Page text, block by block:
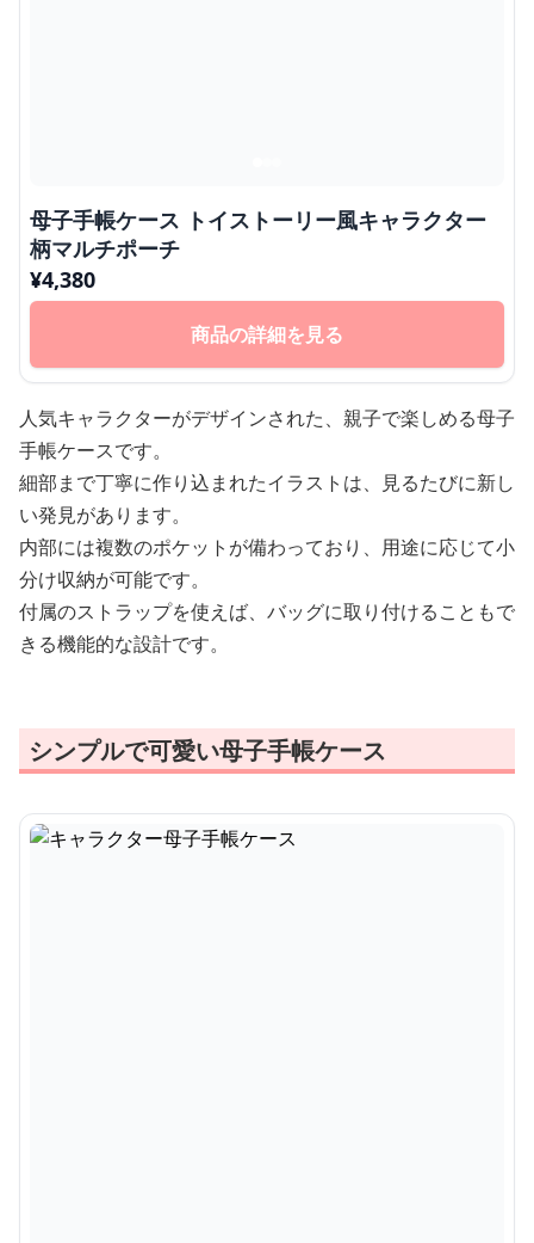
母子手帳ケース トイストーリー風キャラクター
柄マルチポーチ
¥4,380
商品の詳細を見る
人気キャラクターがデザインされた、親子で楽しめる母子
手帳ケースです。
細部まで丁寧に作り込まれたイラストは、見るたびに新し
い発見があります。
内部には複数のポケットが備わっており、用途に応じて小
分け収納が可能です。
付属のストラップを使えば、バッグに取り付けることもで
きる機能的な設計です。
シンプルで可愛い母子手帳ケース